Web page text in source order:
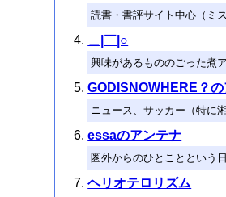
読書・書評サイト中心（ミ
＿|￣|○
興味があるもののごった煮ア
GODISNOWHERE？
ニュース、サッカー（特に
essaのアンテナ
圏外からのひとことという
ヘリオテロリズム